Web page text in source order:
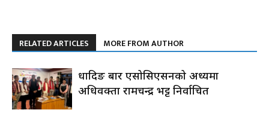
RELATED ARTICLES MORE FROM AUTHOR
धादिङ बार एसोसिएसनको अध्यक्षमा
अधिवक्ता रामचन्द्र भट्ट निर्वाचित